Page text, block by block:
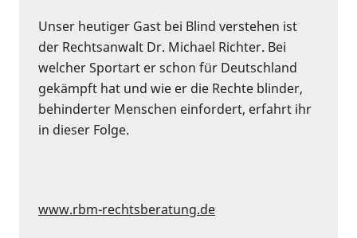
Unser heutiger Gast bei Blind verstehen ist
der Rechtsanwalt Dr. Michael Richter. Bei
welcher Sportart er schon für Deutschland
gekämpft hat und wie er die Rechte blinder,
behinderter Menschen einfordert, erfahrt ihr
in dieser Folge.
www.rbm-rechtsberatung.de